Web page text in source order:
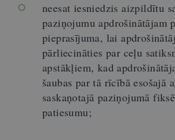
neesat iesniedzis aizpildītu
paziņojumu apdrošinātājam
pieprasījuma, lai
pārliecināties par ceļu
apstākļiem, kad
šaubas par tā rīcībā esošajā
saskaņotajā paziņojumā
patiesumu;